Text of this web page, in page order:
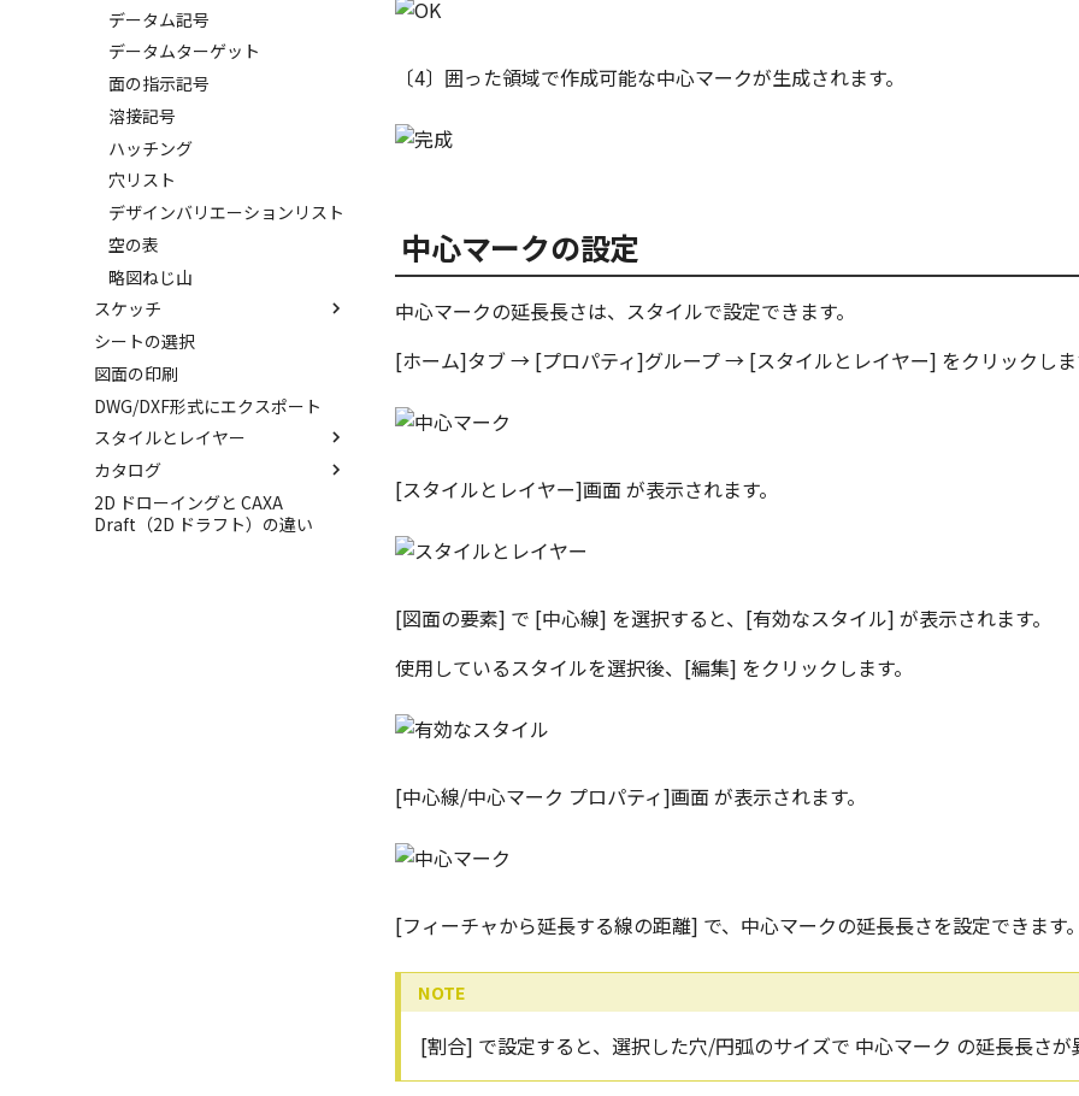
データム記号
データムターゲット
面の指示記号
溶接記号
ハッチング
穴リスト
デザインバリエーションリスト
空の表
略図ねじ山
スケッチ
ポリライン
2点、接線、垂線
四角形・多角形
円
円弧
楕円
スプライン
シートの選択
図面の印刷
DWG/DXF形式にエクスポート
スタイルとレイヤー
スタイルとレイヤー
スタイルの設定
スタイルの作成と削除
レイヤーの設定
カタログ
カタログ
カタログセット
2D ドローイングと CAXA
Draft（2D ドラフト）の違い
〔4〕囲った領域で作成可能な中心マークが生成されます。
中心マークの設定
中心マークの延長長さは、スタイルで設定できます。
[ホーム]タブ → [プロパティ]グループ → [スタイルとレイヤー] をクリックしま
[スタイルとレイヤー]画面 が表示されます。
[図面の要素] で [中心線] を選択すると、[有効なスタイル] が表示されます。
使用しているスタイルを選択後、[編集] をクリックします。
[中心線/中心マーク プロパティ]画面 が表示されます。
[フィーチャから延長する線の距離] で、中心マークの延長長さを設定できます
[割合] で設定すると、選択した穴/円弧のサイズで 中心マーク の延長長さが